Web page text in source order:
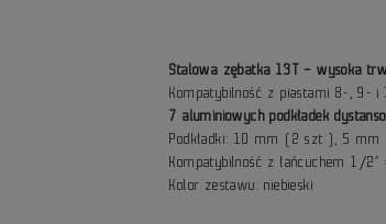
Stalowa zębatka 13T – wysoka
Kompatybilność z piastami 8-, 9- i
7 aluminiowych podkładek
Podkładki: 10 mm (2 szt.), 5
Kompatybilność z łańcuchem 1/
Kolor zestawu: niebieski